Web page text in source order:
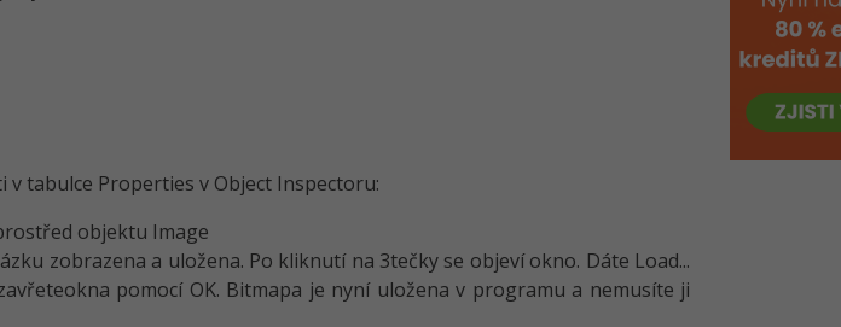
tabulce Properties v Object Inspectoru:
objektu Image
zobrazena a uložena. Po kliknutí na 3tečky se objeví okno. Dáte Load...
pomocí OK. Bitmapa je nyní uložena v programu a nemusíte ji